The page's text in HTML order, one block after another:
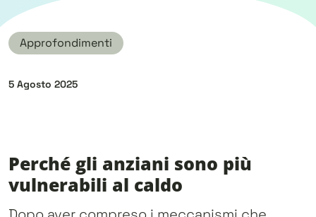
Approfondimenti
Pubblicato il
5 Agosto 2025
Perché gli anziani sono più
vulnerabili al caldo